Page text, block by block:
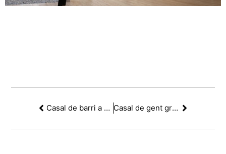
Casal de barri a Vallcarca, Barcelona Casal de gent gran i allotjaments. Ciutat Vella, Barcelona